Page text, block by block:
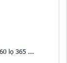
lọ 365 ...